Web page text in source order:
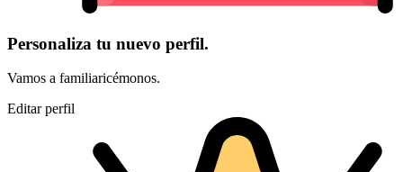
Personaliza tu nuevo perfil.
Vamos a familiaricémonos.
Editar perfil